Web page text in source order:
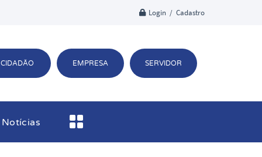
Login / Cadastro
CIDADÃO EMPRESA SERVIDOR
Notícias